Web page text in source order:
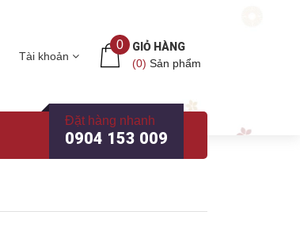
Tài khoản
0
GIỎ HÀNG
(0) Sản phẩm
Đặt hàng nhanh
0904 153 009